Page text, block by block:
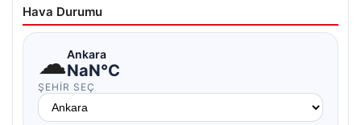
Hava Durumu
☁Ankara
NaN°C
ŞEHIR SEÇ